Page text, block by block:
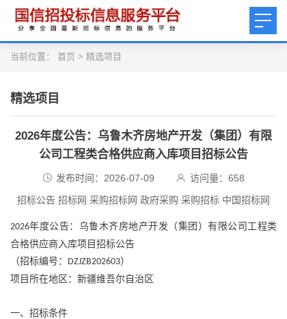
当前位置： 首页 > 精选项目
精选项目
2026年度公告：乌鲁木齐房地产开发（集团）有限
公司工程类合格供应商入库项目招标公告
发布时间：2026-07-09 访问量： 658
招标公告 招标网 采购招标网 政府采购 采购招标 中国招标网
2026年度公告：乌鲁木齐房地产开发（集团）有限公司工程类
合格供应商入库项目招标公告
（招标编号： DZJZB202603）
项目所在地区：新疆维吾尔自治区
一、招标条件